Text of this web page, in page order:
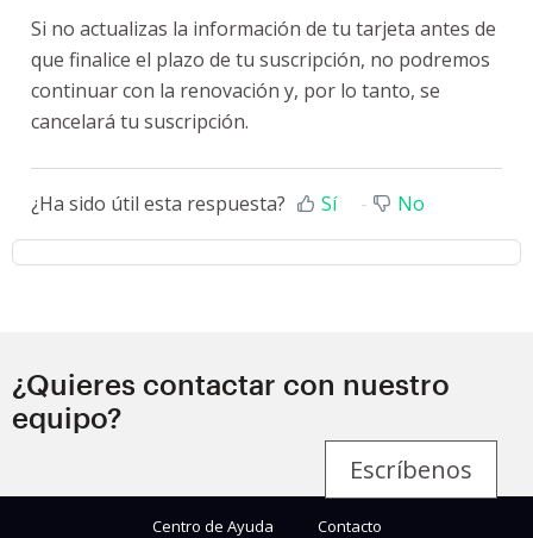
Si no actualizas la información de tu tarjeta antes de
que finalice el plazo de tu suscripción, no podremos
continuar con la renovación y, por lo tanto, se
cancelará tu suscripción.
¿Ha sido útil esta respuesta? Sí No
¿Quieres contactar con nuestro
equipo?
Escríbenos
Centro de Ayuda Contacto